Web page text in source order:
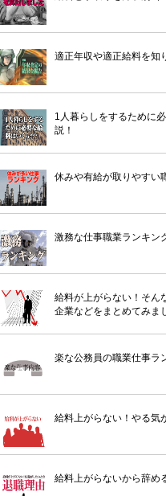
適正年収や適正給料を知
1人暮らしをするために
説！
休みや有給が取りやすい
激務な仕事職業ランキン
給料が上がらない！そん
企業などをまとめてみま
楽な公務員の職業仕事ラ
給料上がらない！やる気
給料上がらないから辞め